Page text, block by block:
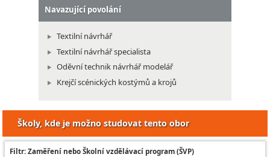
Navazující povolání
Textilní návrhář
Textilní návrhář specialista
Oděvní technik návrhář modelář
Krejčí scénických kostýmů a krojů
Školy, kde je možno studovat tento obor
Filtr: Zaměření nebo Školní vzdělávací program (ŠVP)